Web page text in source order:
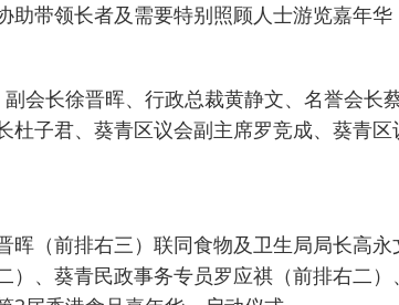
带领长者及需要特别照顾人士游览嘉年华
会长徐晋晖、行政总裁黄静文、名誉会长
子君、葵青区议会副主席罗竞成、葵青
（前排右三）联同食物及卫生局局长高永
、葵青民政事务专员罗应祺（前排右二